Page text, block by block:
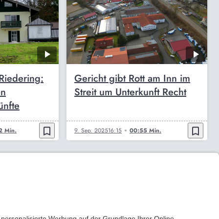
Min. bookmark_border
Gericht gibt Rott am Inn im
Streit um Unterkunft Recht
9. Sep. 202516:15 00:55 Min. bookmark_border